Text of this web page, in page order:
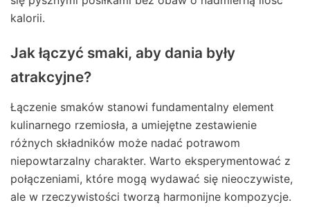
kalorii.
Jak łączyć smaki, aby dania były
atrakcyjne?
Łączenie smaków stanowi fundamentalny element
kulinarnego rzemiosła, a umiejętne zestawienie
różnych składników może nadać potrawom
niepowtarzalny charakter. Warto eksperymentować z
połączeniami, które mogą wydawać się nieoczywiste,
ale w rzeczywistości tworzą harmonijne kompozycje.